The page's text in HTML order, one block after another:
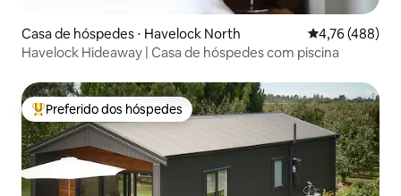
Casa de hóspedes ⋅ Havelock North 4,76 de uma
4,76 (488)
Havelock Hideaway | Casa de hóspedes com piscina
Entre os melhores preferidos dos hóspedes
Preferido dos hóspedes